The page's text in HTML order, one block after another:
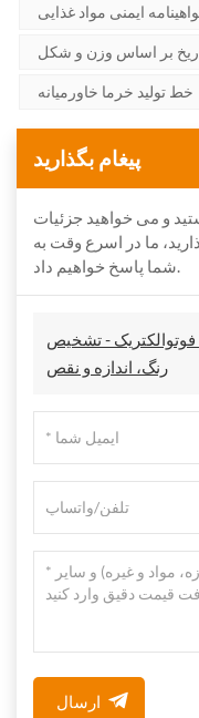
ایمنی مواد غذایی
بر اساس وزن و شکل
خط تولید خرما خاورمیانه
پیغام بگذارید
و می خواهید جزئیات
ما در اسرع وقت به
شما پاسخ خواهیم داد.
فوتوالکتریک - تشخیص
رنگ، اندازه و نقص
ارسال